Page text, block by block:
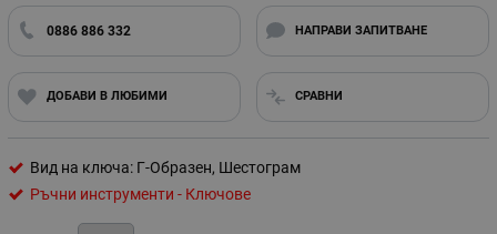
0886 886 332 НАПРАВИ ЗАПИТВАНЕ
ДОБАВИ В ЛЮБИМИ СРАВНИ
Вид на ключа: Г-Образен, Шестограм
Ръчни инструменти - Ключове